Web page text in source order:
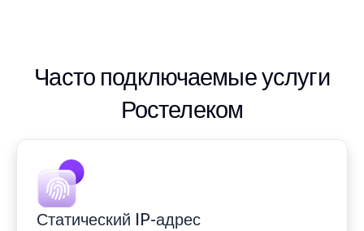
Часто подключаемые услуги
Ростелеком
Статический IP-адрес